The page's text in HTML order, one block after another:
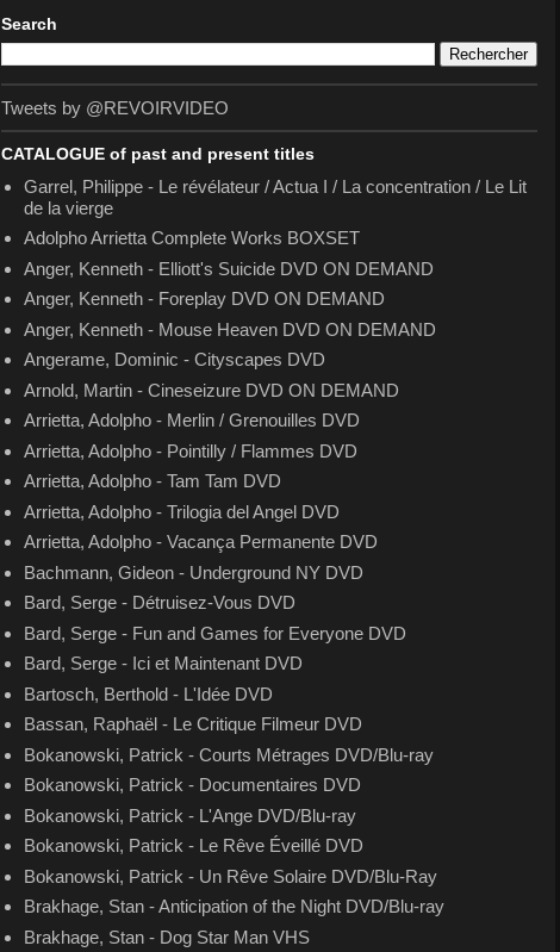
Search
Tweets by @REVOIRVIDEO
CATALOGUE of past and present titles
Garrel, Philippe - Le révélateur / Actua I / La concentration / Le Lit
de la vierge
Adolpho Arrietta Complete Works BOXSET
Anger, Kenneth - Elliott's Suicide DVD ON DEMAND
Anger, Kenneth - Foreplay DVD ON DEMAND
Anger, Kenneth - Mouse Heaven DVD ON DEMAND
Angerame, Dominic - Cityscapes DVD
Arnold, Martin - Cineseizure DVD ON DEMAND
Arrietta, Adolpho - Merlin / Grenouilles DVD
Arrietta, Adolpho - Pointilly / Flammes DVD
Arrietta, Adolpho - Tam Tam DVD
Arrietta, Adolpho - Trilogia del Angel DVD
Arrietta, Adolpho - Vacança Permanente DVD
Bachmann, Gideon - Underground NY DVD
Bard, Serge - Détruisez-Vous DVD
Bard, Serge - Fun and Games for Everyone DVD
Bard, Serge - Ici et Maintenant DVD
Bartosch, Berthold - L'Idée DVD
Bassan, Raphaël - Le Critique Filmeur DVD
Bokanowski, Patrick - Courts Métrages DVD/Blu-ray
Bokanowski, Patrick - Documentaires DVD
Bokanowski, Patrick - L'Ange DVD/Blu-ray
Bokanowski, Patrick - Le Rêve Éveillé DVD
Bokanowski, Patrick - Un Rêve Solaire DVD/Blu-Ray
Brakhage, Stan - Anticipation of the Night DVD/Blu-ray
Brakhage, Stan - Dog Star Man VHS